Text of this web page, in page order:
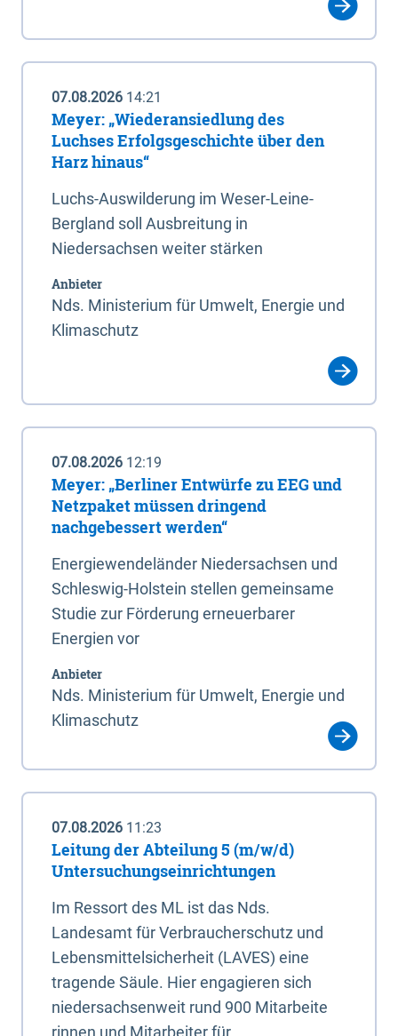
07.08.2026 14:21
Meyer: „Wiederansiedlung des
Luchses Erfolgsgeschichte über den
Harz hinaus“
Luchs-Auswilderung im Weser-Leine-
Bergland soll Ausbreitung in
Niedersachsen weiter stärken
Anbieter
Nds. Ministerium für Umwelt, Energie und
Klimaschutz
07.08.2026 12:19
Meyer: „Berliner Entwürfe zu EEG und
Netzpaket müssen dringend
nachgebessert werden“
Energiewendeländer Niedersachsen und
Schleswig-Holstein stellen gemeinsame
Studie zur Förderung erneuerbarer
Energien vor
Anbieter
Nds. Ministerium für Umwelt, Energie und
Klimaschutz
07.08.2026 11:23
Leitung der Abteilung 5 (m/w/d)
Untersuchungseinrichtungen
Im Ressort des ML ist das Nds.
Landesamt für Verbraucherschutz und
Lebensmittelsicherheit (LAVES) eine
tragende Säule. Hier engagieren sich
niedersachsenweit rund 900 Mitarbeite